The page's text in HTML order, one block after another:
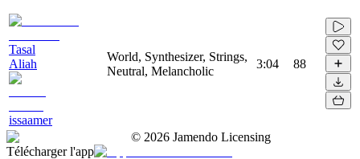
Tasal
Aliah
issaamer
World, Synthesizer, Strings,
Neutral, Melancholic
3:04 88
© 2026 Jamendo Licensing
Télécharger l'app